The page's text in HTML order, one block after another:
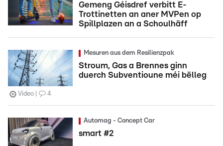
Gemeng Géisdref verbitt E-
Trottinetten an aner MVPen op
Spillplazen an a Schoulhäff
Mesuren aus dem Resilienzpak
Stroum, Gas a Brennes ginn
duerch Subventioune méi bëlleg
Video 4
Automag - Concept Car
smart #2